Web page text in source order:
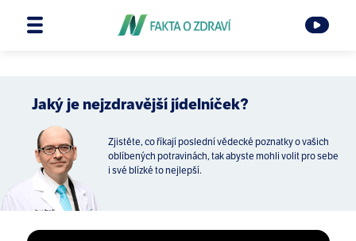
Jaký je nejzdravější jídelníček?
Zjistěte, co říkají poslední vědecké poznatky o vašich
oblíbených potravinách, tak abyste mohli volit pro sebe
i své blízké to nejlepší.